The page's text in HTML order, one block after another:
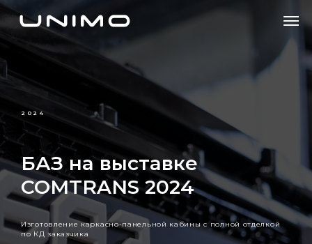
2024
БАЗ на выставке
COMTRANS 2024
Изготовление каркасно-панельной кабины с полной отделкой
по КД заказчика